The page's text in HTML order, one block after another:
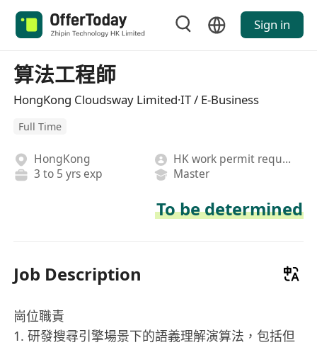
Sign in
算法工程師
HongKong Cloudsway Limited·IT / E-Business
Full Time
HongKong
HK work permit required
3 to 5 yrs exp
Master
To be determined
Job Description
崗位職責
1. 研發搜尋引擎場景下的語義理解演算法，包括但